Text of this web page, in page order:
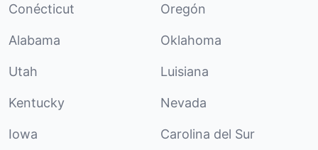
Conécticut Oregón
Alabama Oklahoma
Utah Luisiana
Kentucky Nevada
Iowa Carolina del Sur